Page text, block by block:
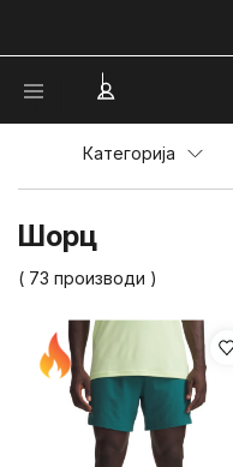
Шорц
( 73 производи )
Категорија